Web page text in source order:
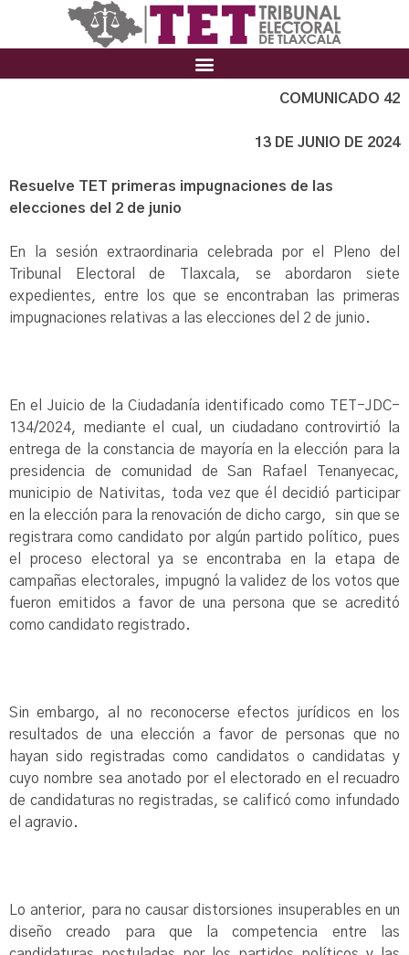
COMUNICADO 42
13 DE JUNIO DE 2024
Resuelve TET primeras impugnaciones de las
elecciones del 2 de junio
En la sesión extraordinaria celebrada por el Pleno del
Tribunal Electoral de Tlaxcala, se abordaron siete
expedientes, entre los que se encontraban las primeras
impugnaciones relativas a las elecciones del 2 de junio.
En el Juicio de la Ciudadanía identificado como TET-JDC-
134/2024, mediante el cual, un ciudadano controvirtió la
entrega de la constancia de mayoría en la elección para la
presidencia de comunidad de San Rafael Tenanyecac,
municipio de Nativitas, toda vez que él decidió participar
en la elección para la renovación de dicho cargo, sin que se
registrara como candidato por algún partido político, pues
el proceso electoral ya se encontraba en la etapa de
campañas electorales, impugnó la validez de los votos que
fueron emitidos a favor de una persona que se acreditó
como candidato registrado.
Sin embargo, al no reconocerse efectos jurídicos en los
resultados de una elección a favor de personas que no
hayan sido registradas como candidatos o candidatas y
cuyo nombre sea anotado por el electorado en el recuadro
de candidaturas no registradas, se calificó como infundado
el agravio.
Lo anterior, para no causar distorsiones insuperables en un
diseño creado para que la competencia entre las